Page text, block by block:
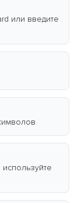
или введите